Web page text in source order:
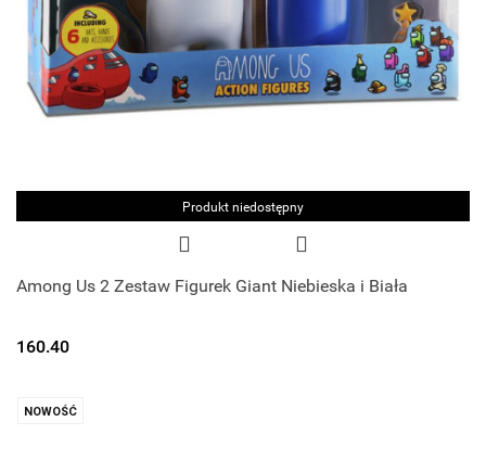
Produkt niedostępny
Among Us 2 Zestaw Figurek Giant Niebieska i Biała
160.40
NOWOŚĆ